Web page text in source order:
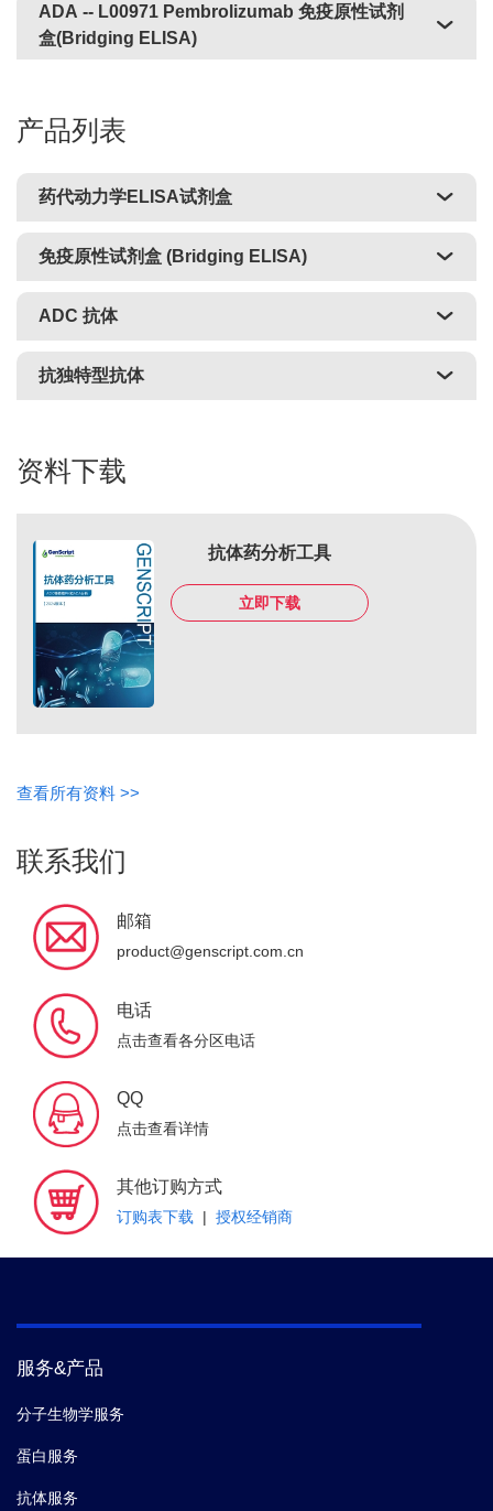
ADA -- L00971 Pembrolizumab 免疫原性试剂
盒(Bridging ELISA)
产品列表
药代动力学ELISA试剂盒
免疫原性试剂盒 (Bridging ELISA)
ADC 抗体
抗独特型抗体
资料下载
抗体药分析工具
立即下载
查看所有资料 >>
联系我们
邮箱
product@genscript.com.cn
电话
点击查看各分区电话
QQ
点击查看详情
其他订购方式
订购表下载 | 授权经销商
服务&产品
分子生物学服务
蛋白服务
抗体服务